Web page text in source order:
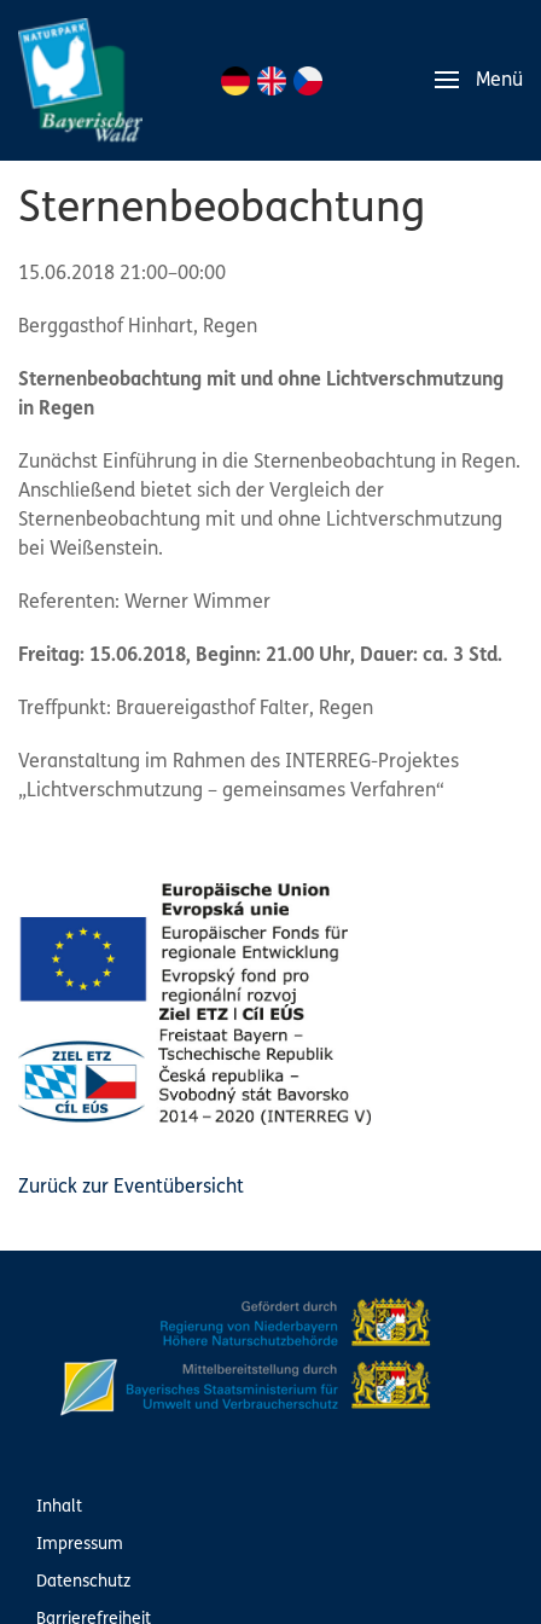
Menü
Sternenbeobachtung
15.06.2018 21:00–00:00
Berggasthof Hinhart, Regen
Sternenbeobachtung mit und ohne Lichtverschmutzung
in Regen
Zunächst Einführung in die Sternenbeobachtung in Regen.
Anschließend bietet sich der Vergleich der
Sternenbeobachtung mit und ohne Lichtverschmutzung
bei Weißenstein.
Referenten: Werner Wimmer
Freitag: 15.06.2018, Beginn: 21.00 Uhr, Dauer: ca. 3 Std.
Treffpunkt: Brauereigasthof Falter, Regen
Veranstaltung im Rahmen des INTERREG-Projektes
„Lichtverschmutzung – gemeinsames Verfahren“
Zurück zur Eventübersicht
Inhalt
Impressum
Datenschutz
Barrierefreiheit